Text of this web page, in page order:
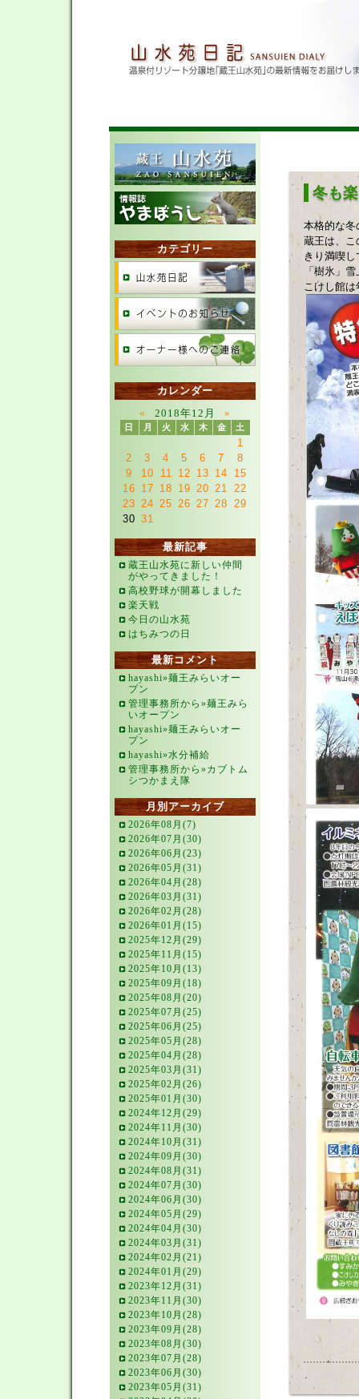
冬も
本格的な冬
蔵王は、こ
きり満喫し
「樹氷」
こけし館
カテゴリー
カレンダー
«
2018年12月 »
日 月 火 水 木 金 土
1
2
3 4 5 6 7
8
9
10 11 12 13 14
15
16 17 18 19 20 21 22
23 24 25 26 27 28 29
30 31
最新記事
蔵王山水苑に新しい仲間
がやってきました！
高校野球が開幕しました
楽天戦
今日の山水苑
はちみつの日
最新コメント
hayashi»麺王みらいオー
プン
管理事務所から»麺王みら
いオープン
hayashi»麺王みらいオー
プン
hayashi»水分補給
管理事務所から»カブトム
シつかまえ隊
月別アーカイブ
2026年08月(7)
2026年07月(30)
2026年06月(23)
2026年05月(31)
2026年04月(28)
2026年03月(31)
2026年02月(28)
2026年01月(15)
2025年12月(29)
2025年11月(15)
2025年10月(13)
2025年09月(18)
2025年08月(20)
2025年07月(25)
2025年06月(25)
2025年05月(28)
2025年04月(28)
2025年03月(31)
2025年02月(26)
2025年01月(30)
2024年12月(29)
2024年11月(30)
2024年10月(31)
2024年09月(30)
2024年08月(31)
2024年07月(30)
2024年06月(30)
2024年05月(29)
2024年04月(30)
2024年03月(31)
2024年02月(21)
2024年01月(29)
2023年12月(31)
2023年11月(30)
2023年10月(28)
2023年09月(28)
2023年08月(30)
2023年07月(28)
2023年06月(30)
2023年05月(31)